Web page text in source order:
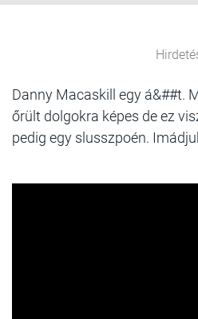
Danny Macaskill egy á&##t.
őrült dolgokra képes de ez
pedig egy slusszpoén.